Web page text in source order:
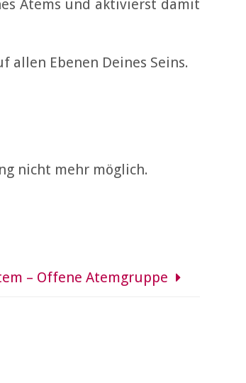
Atems und aktivierst damit
allen Ebenen Deines Seins.
nicht mehr möglich.
– Offene Atemgruppe